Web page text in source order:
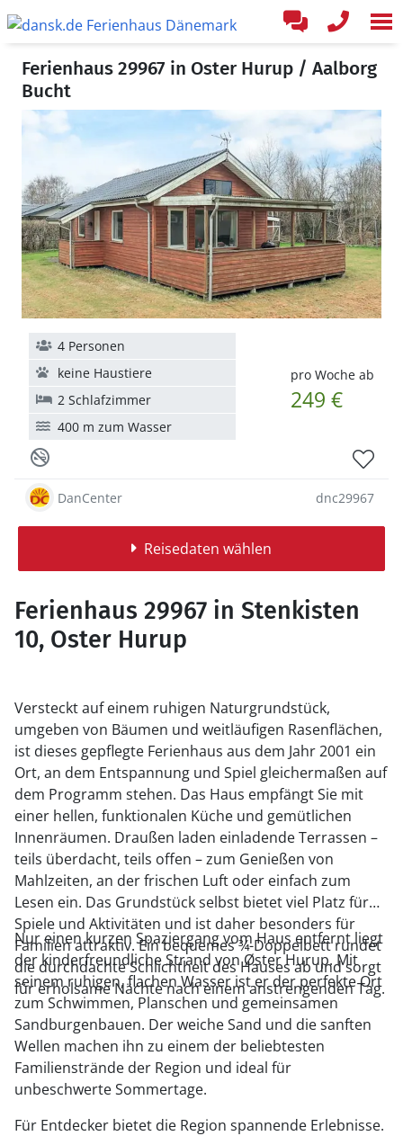
Ferienhaus 29967 in Oster Hurup / Aalborg
Bucht
pro Woche ab
249 €
4 Personen
keine Haustiere
2 Schlafzimmer
400 m zum Wasser
DanCenter dnc29967
Reisedaten wählen
Ferienhaus 29967 in Stenkisten
10, Oster Hurup
Versteckt auf einem ruhigen Naturgrundstück,
umgeben von Bäumen und weitläufigen Rasenflächen,
ist dieses gepflegte Ferienhaus aus dem Jahr 2001 ein
Ort, an dem Entspannung und Spiel gleichermaßen auf
dem Programm stehen. Das Haus empfängt Sie mit
einer hellen, funktionalen Küche und gemütlichen
Innenräumen. Draußen laden einladende Terrassen –
teils überdacht, teils offen – zum Genießen von
Mahlzeiten, an der frischen Luft oder einfach zum
Lesen ein. Das Grundstück selbst bietet viel Platz für
Spiele und Aktivitäten und ist daher besonders für
Familien attraktiv. Ein bequemes ¾-Doppelbett rundet
die durchdachte Schlichtheit des Hauses ab und sorgt
für erholsame Nächte nach einem anstrengenden Tag.
Nur einen kurzen Spaziergang vom Haus entfernt liegt
der kinderfreundliche Strand von Øster Hurup. Mit
seinem ruhigen, flachen Wasser ist er der perfekte Ort
zum Schwimmen, Planschen und gemeinsamen
Sandburgenbauen. Der weiche Sand und die sanften
Wellen machen ihn zu einem der beliebtesten
Familienstrände der Region und ideal für
unbeschwerte Sommertage.
Für Entdecker bietet die Region spannende Erlebnisse.